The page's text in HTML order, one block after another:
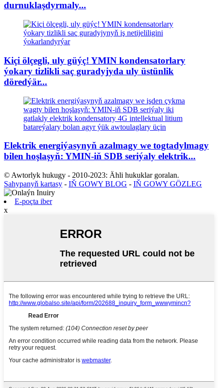
durnuklaşdyrmaly...
Kiçi ölçegli, uly güýç! YMIN kondensatorlary
ýokary tizlikli saç guradyjyda uly üstünlik
döredýär...
Elektrik energiýasynyň azalmagy we togtadylmagy
bilen hoşlaşyň: YMIN-iň SDB seriýaly elektrik...
© Awtorlyk hukugy - 2010-2023: Ähli hukuklar goralan.
Sahypanyň kartasy - IŇ GOWY BLOG - IŇ GOWY GÖZLEG
E-poçta iber
x